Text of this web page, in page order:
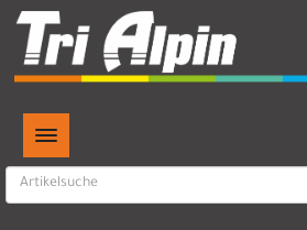
TOGGLE NAVIGATION